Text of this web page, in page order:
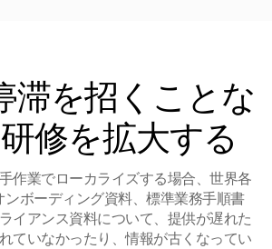
滞を招くことな
修を拡大する
作業でローカライズする場合、世界各
ンボーディング資料、標準業務手順書
イアンス資料について、提供が遅れた
ていなかったり、情報が古くなってい